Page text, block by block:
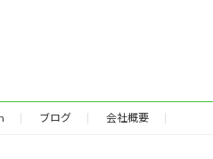
ブログ 会社概要